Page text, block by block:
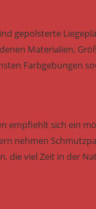
gepolsterte
Materialien,
Farbgebungen
empfiehlt sich ein
nehmen
die viel Zeit in der